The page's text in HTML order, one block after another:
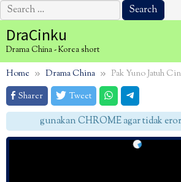
Search
for:
to
content
DraCinku
Drama China - Korea short
Home Drama China
Pak Yuno Jatuh
Sharer
Tweet
gunakan CHROME agar tidak